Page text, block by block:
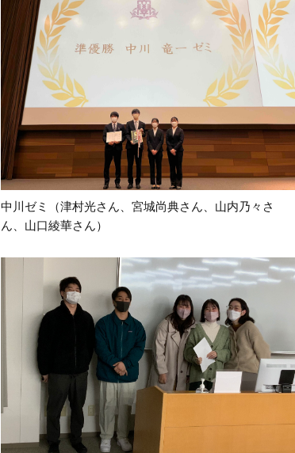
中川ゼミ（津村光さん、宮城尚典さん、山内乃々さ
ん、山口綾華さん）